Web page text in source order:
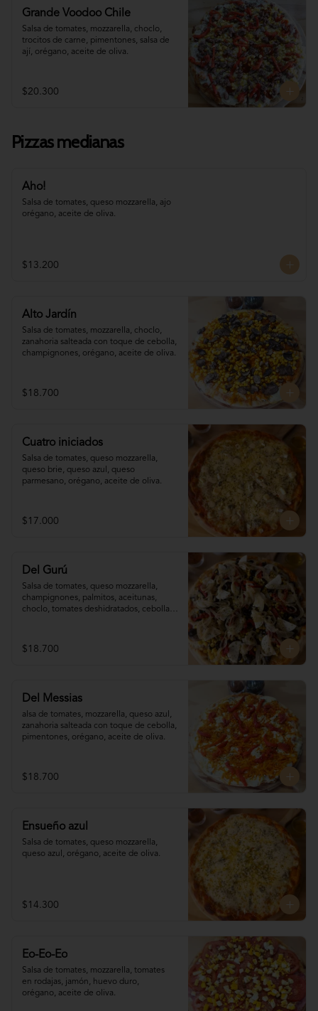
Grande Voodoo Chile
Salsa de tomates, mozzarella, choclo,
trocitos de carne, pimentones, salsa de
ají, orégano, aceite de oliva.
$20.300
Pizzas medianas
Aho!
Salsa de tomates, queso mozzarella, ajo
orégano, aceite de oliva.
$13.200
Alto Jardín
Salsa de tomates, mozzarella, choclo,
zanahoria salteada con toque de cebolla,
champignones, orégano, aceite de oliva.
$18.700
Cuatro iniciados
Salsa de tomates, queso mozzarella,
queso brie, queso azul, queso
parmesano, orégano, aceite de oliva.
$17.000
Del Gurú
Salsa de tomates, queso mozzarella,
champignones, palmitos, aceitunas,
choclo, tomates deshidratados, cebolla
$18.700
Del Messias
alsa de tomates, mozzarella, queso azul,
zanahoria salteada con toque de cebolla,
pimentones, orégano, aceite de oliva.
$18.700
Ensueño azul
Salsa de tomates, queso mozzarella,
queso azul, orégano, aceite de oliva.
$14.300
Eo-Eo-Eo
Salsa de tomates, mozzarella, tomates
en rodajas, jamón, huevo duro,
orégano, aceite de oliva.